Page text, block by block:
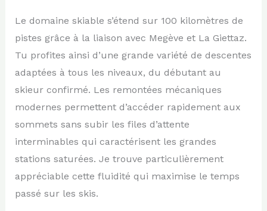
Le domaine skiable s’étend sur 100 kilomètres de
pistes grâce à la liaison avec Megève et La Giettaz.
Tu profites ainsi d’une grande variété de descentes
adaptées à tous les niveaux, du débutant au
skieur confirmé. Les remontées mécaniques
modernes permettent d’accéder rapidement aux
sommets sans subir les files d’attente
interminables qui caractérisent les grandes
stations saturées. Je trouve particulièrement
appréciable cette fluidité qui maximise le temps
passé sur les skis.